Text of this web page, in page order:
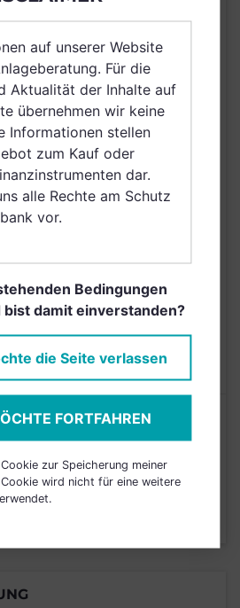
Großbritannien und
Nordirland, Österreich,
Schweiz, Finnland,
Dänemark, Hong Kong,
Schweden, Irland,
Belgien, Netherlands
(Kingdom of the),
Norwegen, Vereinigte
Arabische Emirate,
Darussalam, Saudi
Arabien
5,00%
N/A
laut Anbieter (KID)
4 5 6
auf unserer Website
Für die
Aktualität der Inhalte auf
übernehmen wir keine
Informationen stellen
zum Kauf oder
dar.
alle Rechte am Schutz
vor.
Bedingungen
damit einverstanden?
die Seite verlassen
FORTFAHREN
zur Speicherung meiner
wird nicht für eine weitere